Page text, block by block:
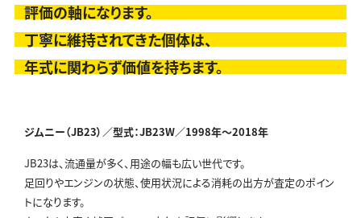
評価の軸になります。
丁寧に維持されてきた個体は、
年式に関わらず価値を持ちます。
ジムニー（JB23）／型式：JB23W／1998年～2018年
JB23は、流通量が多く、用途の幅も広い世代です。
足回りやエンジンの状態、使用状況による消耗の出方が査定のポイン
トになります。